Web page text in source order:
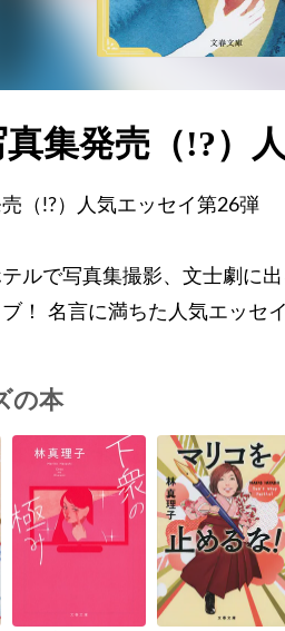
集発売（!?）
（!?）人気エッセイ第26弾
テルで写真集撮影、文士劇に
！ 名言に満ちた人気エッセイ
の本